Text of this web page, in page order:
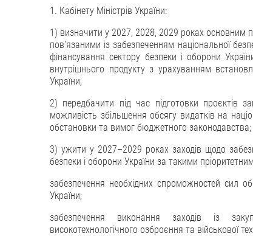
1. Кабінету Міністрів України:
1) визначити у 2027, 2028, 2029 роках основним
пов'язаними із забезпеченням національної
фінансування сектору безпеки і оборони
внутрішнього продукту з урахуванням
України;
2) передбачити під час підготовки
можливість збільшення обсягу видатків на
обстановки та вимог бюджетного законодавства;
3) ужити у 2027–2029 роках заходів щодо
безпеки і оборони України за такими
забезпечення необхідних спроможностей сил
України;
забезпечення виконання заходів із
високотехнологічного озброєння та військової